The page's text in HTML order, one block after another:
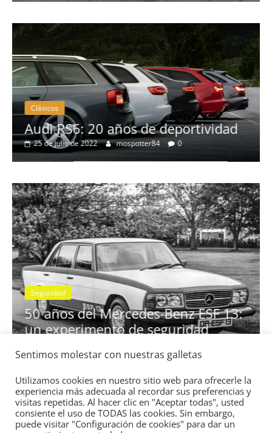
Clásicos
Audi RS6: 20 años de deportividad
25 de julio de 2022 mospotter84 0
Seguridad
50 años del Mercedes-Benz ESF 13:
un experimento de seguridad
Sentimos molestar con nuestras galletas
Utilizamos cookies en nuestro sitio web para ofrecerle la
experiencia más adecuada al recordar sus preferencias y
visitas repetidas. Al hacer clic en "Aceptar todas", usted
consiente el uso de TODAS las cookies. Sin embargo,
puede visitar "Configuración de cookies" para dar un